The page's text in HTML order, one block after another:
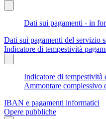
Dati sui pagamenti - in
Dati sui pagamenti del servizio
Indicatore di tempestività
Indicatore di tempestività
Ammontare complessivo
IBAN e pagamenti informatici
Opere pubbliche